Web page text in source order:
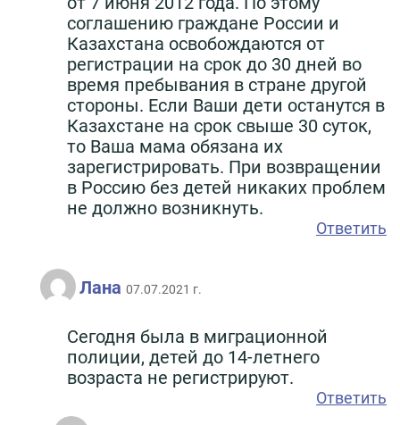
соглашению граждане России и
Казахстана освобождаются от
регистрации на срок до 30 дней во
время пребывания в стране другой
стороны. Если Ваши дети останутся в
Казахстане на срок свыше 30 суток,
то Ваша мама обязана их
зарегистрировать. При возвращении
в Россию без детей никаких проблем
не должно возникнуть.
Ответить
Лана 07.07.2021 г.
Сегодня была в миграционной
полиции, детей до 14-летнего
возраста не регистрируют.
Ответить